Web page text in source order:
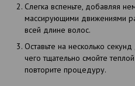
Слегка вспеньте, добавляя
массирующими движениями
всей длине волос.
Оставьте на несколько
чего тщательно смойте
повторите процедуру.